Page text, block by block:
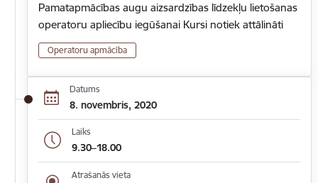
Pamatapmācības augu aizsardzības līdzekļu lietošanas
operatoru apliecību iegūšanai Kursi notiek attālināti
Operatoru apmācība
Datums
8. novembris, 2020
Laiks
9.30–18.00
Atrašanās vieta